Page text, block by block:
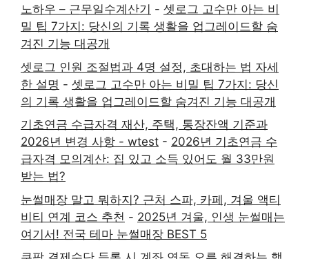
노하우 – 근무일수계산기 - 셋로그 고수만 아는 비
밀 팁 7가지: 당신의 기록 생활을 업그레이드할 숨
겨진 기능 대공개
셋로그 인원 조절법과 4명 설정, 초대하는 법 자세
한 설명 - 셋로그 고수만 아는 비밀 팁 7가지: 당신
의 기록 생활을 업그레이드할 숨겨진 기능 대공개
기초연금 수급자격 재산, 주택, 통장잔액 기준과
2026년 변경 사항 - wtest - 2026년 기초연금 수
급자격 모의계산: 집 있고 소득 있어도 월 33만원
받는 법?
눈썰매장 말고 뭐하지? 근처 스파, 카페, 겨울 액티
비티 연계 코스 추천 - 2025년 겨울, 인생 눈썰매는
여기서! 전국 테마 눈썰매장 BEST 5